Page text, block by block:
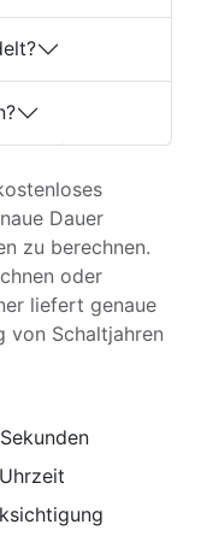
Dauer
zu berechnen.
oder
liefert genaue
von Schaltjahren